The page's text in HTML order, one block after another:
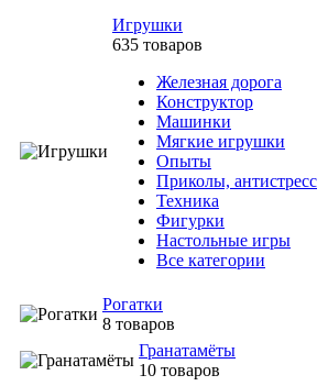
Игрушки
635 товаров
Железная дорога
Конструктор
Машинки
Мягкие игрушки
Опыты
Приколы, антистресс
Техника
Фигурки
Настольные игры
Все категории
Рогатки
8 товаров
Гранатамёты
10 товаров